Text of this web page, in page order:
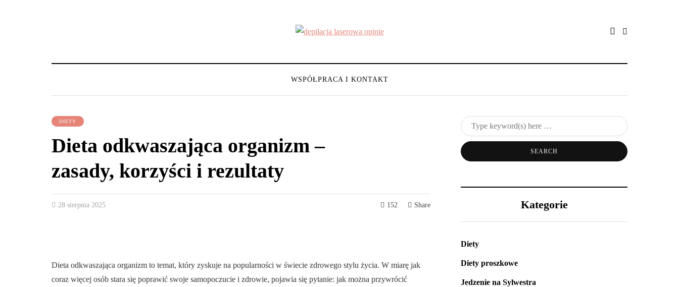
WSPÓŁPRACA I KONTAKT
DIETY
Dieta odkwaszająca organizm –
zasady, korzyści i rezultaty
28 sierpnia 2025 152 Share
Dieta odkwaszająca organizm to temat, który zyskuje na popularności w świecie zdrowego stylu życia. W miarę jak
coraz więcej osób stara się poprawić swoje samopoczucie i zdrowie, pojawia się pytanie: jak można przywrócić
Kategorie
Diety
Diety proszkowe
Jedzenie na Sylwestra